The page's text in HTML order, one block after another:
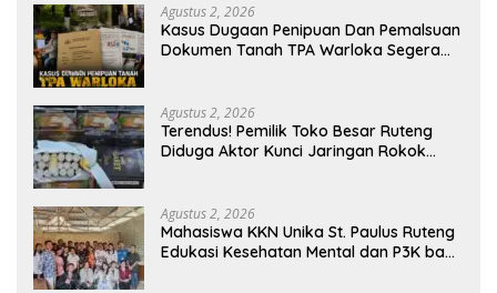
Agustus 2, 2026
Kasus Dugaan Penipuan Dan Pemalsuan
Dokumen Tanah TPA Warloka Segera
Memasuki Fase Krusial
Agustus 2, 2026
Terendus! Pemilik Toko Besar Ruteng
Diduga Aktor Kunci Jaringan Rokok
Agustus 2, 2026
Mahasiswa KKN Unika St. Paulus Ruteng
Edukasi Kesehatan Mental dan P3K bagi